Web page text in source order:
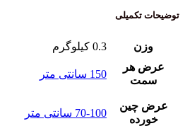
توضیحات تکمیلی
وزن
0.3 کیلوگرم
عرض هر
سمت
150 سانتی متر
عرض چین
خورده
70-100 سانتی متر